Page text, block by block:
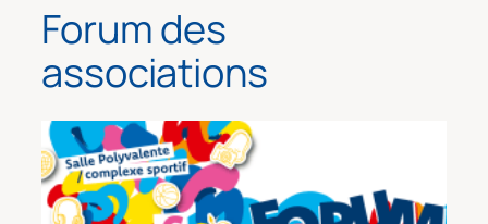
Forum des
associations